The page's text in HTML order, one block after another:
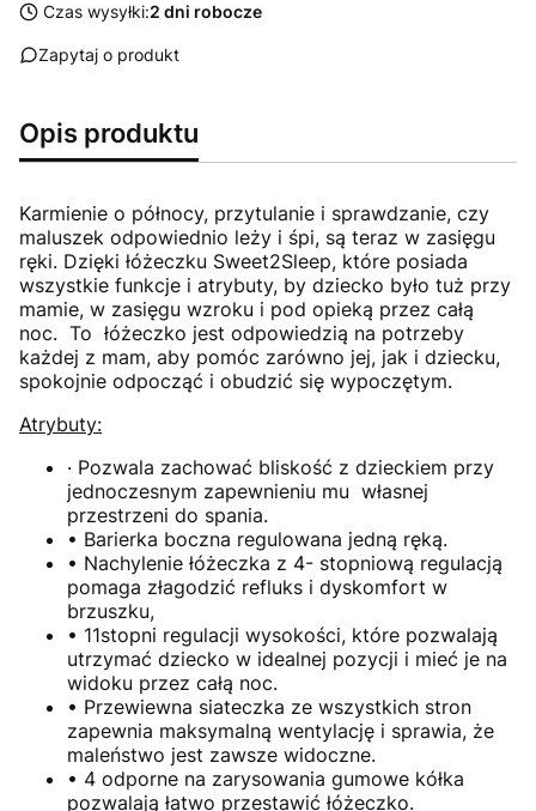
Czas wysyłki:2 dni robocze
Zapytaj o produkt
Opis produktu
Karmienie o północy, przytulanie i sprawdzanie, czy
maluszek odpowiednio leży i śpi, są teraz w zasięgu
ręki. Dzięki łóżeczku Sweet2Sleep, które posiada
wszystkie funkcje i atrybuty, by dziecko było tuż przy
mamie, w zasięgu wzroku i pod opieką przez całą
noc. To łóżeczko jest odpowiedzią na potrzeby
każdej z mam, aby pomóc zarówno jej, jak i dziecku,
spokojnie odpocząć i obudzić się wypoczętym.
Atrybuty:
· Pozwala zachować bliskość z dzieckiem przy
jednoczesnym zapewnieniu mu własnej
przestrzeni do spania.
• Barierka boczna regulowana jedną ręką.
• Nachylenie łóżeczka z 4- stopniową regulacją
pomaga złagodzić refluks i dyskomfort w
brzuszku,
• 11stopni regulacji wysokości, które pozwalają
utrzymać dziecko w idealnej pozycji i mieć je na
widoku przez całą noc.
• Przewiewna siateczka ze wszystkich stron
zapewnia maksymalną wentylację i sprawia, że
maleństwo jest zawsze widoczne.
• 4 odporne na zarysowania gumowe kółka
pozwalają łatwo przestawić łóżeczko.